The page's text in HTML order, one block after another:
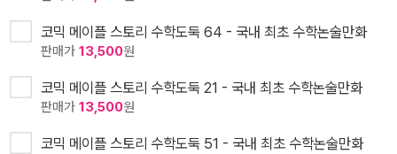
코믹 메이플 스토리 수학도둑 64 - 국내 최초 수학논술만화
판매가 13,500원
코믹 메이플 스토리 수학도둑 21 - 국내 최초 수학논술만화
판매가 13,500원
코믹 메이플 스토리 수학도둑 51 - 국내 최초 수학논술만화